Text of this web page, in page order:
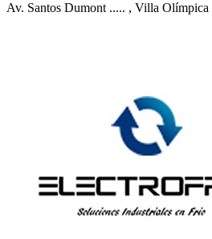
Av. Santos Dumont ..... , Villa Olímpica